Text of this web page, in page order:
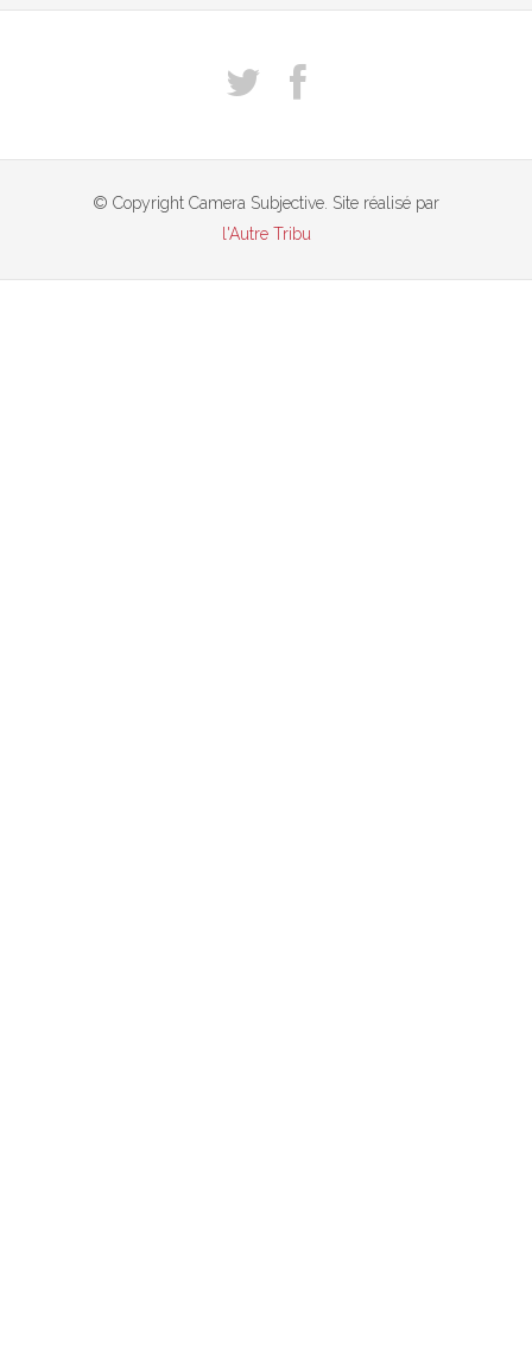
© Copyright Camera Subjective. Site réalisé par
l'Autre Tribu